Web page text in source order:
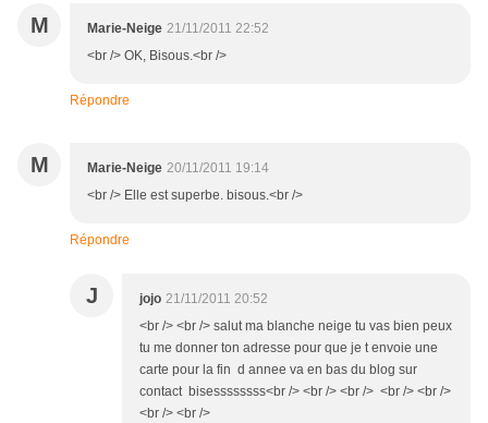
M Marie-Neige 21/11/2011 22:52
<br /> OK, Bisous.<br />
Répondre
M Marie-Neige 20/11/2011 19:14
<br /> Elle est superbe. bisous.<br />
Répondre
J jojo 21/11/2011 20:52
<br /> <br /> salut ma blanche neige tu vas bien peux
tu me donner ton adresse pour que je t envoie une
carte pour la fin d annee va en bas du blog sur
contact bisessssssss<br /> <br /> <br /> <br /> <br />
<br /> <br />